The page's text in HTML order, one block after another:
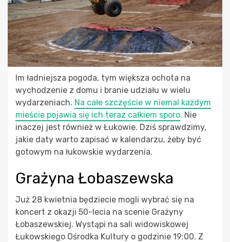
Im ładniejsza pogoda, tym większa ochota na
wychodzenie z domu i branie udziału w wielu
wydarzeniach. Na całe szczęście w niemal każdym
mieście pojawia się ich teraz całkiem sporo. Nie
inaczej jest również w Łukowie. Dziś sprawdzimy,
jakie daty warto zapisać w kalendarzu, żeby być
gotowym na łukowskie wydarzenia.
Grażyna Łobaszewska
Już 28 kwietnia będziecie mogli wybrać się na
koncert z okazji 50-lecia na scenie Grażyny
Łobaszewskiej. Wystąpi na sali widowiskowej
Łukowskiego Ośrodka Kultury o godzinie 19:00. Z